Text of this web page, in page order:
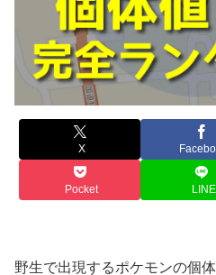
X
Pocket LINE
野生で出現するポケモンの個